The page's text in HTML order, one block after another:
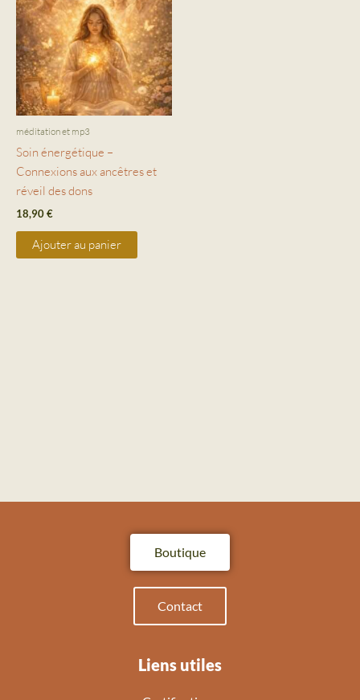
méditation et mp3
Soin énergétique –
Connexions aux ancêtres et
réveil des dons
18,90€
Ajouter au panier
Liens utiles
Boutique
Contact